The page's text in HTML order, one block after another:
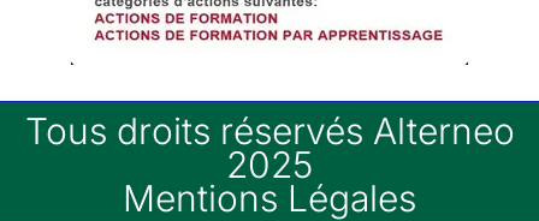
Tous droits réservés Alterneo
2025
Mentions Légales